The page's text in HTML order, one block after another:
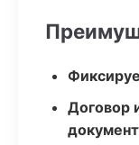
Договор